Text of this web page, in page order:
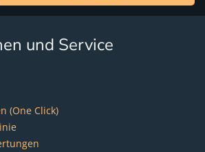
und Service
(One Click)